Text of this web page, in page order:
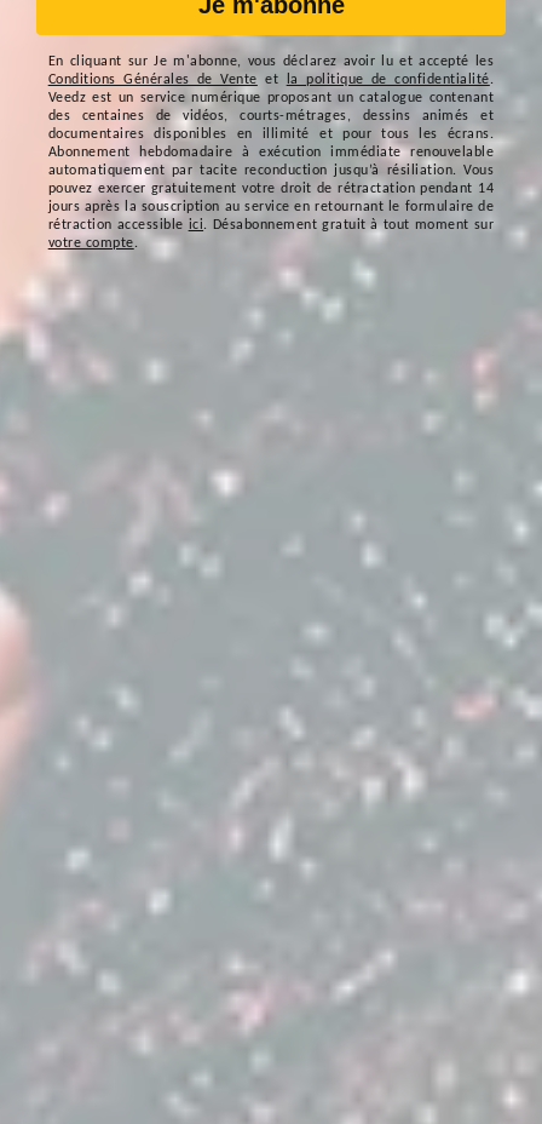
En cliquant surJe m'abonne, vous déclarez avoir lu et accepté les
Conditions Générales de Vente et la politique de confidentialité.
Veedz est un service numérique proposant un catalogue contenant
des centaines de vidéos, courts-métrages, dessins animés et
documentaires disponibles en illimité et pour tous les écrans.
Abonnement hebdomadaire à exécution immédiate renouvelable
automatiquement par tacite reconduction jusqu’à résiliation. Vous
pouvez exercer gratuitement votre droit de rétractation pendant 14
jours après la souscription au service en retournant le formulaire de
rétraction accessible ici. Désabonnement gratuit à tout moment sur
votre compte.